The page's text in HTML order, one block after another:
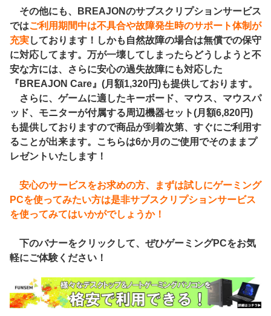
その他にも、BREAJONのサブスクリプションサービス
ではご利用期間中は不具合や故障発生時のサポート体制が
充実しております！しかも自然故障の場合は無償での保守
に対応してます。万が一壊してしまったらどうしようと不
安な方には、さらに安心の過失故障にも対応した
『BREAJON Care』(月額1,320円)も提供しております。
さらに、ゲームに適したキーボード、マウス、マウスパ
ッド、モニターが付属する周辺機器セット(月額6,820円)
も提供しておりますので商品が到着次第、すぐにご利用す
ることが出来ます。こちらは6か月のご使用でそのままプ
レゼントいたします！
安心のサービスをお求めの方、まずは試しにゲーミング
PCを使ってみたい方は是非サブスクリプションサービス
を使ってみてはいかがでしょうか！
下のバナーをクリックして、ぜひゲーミングPCをお気
軽にご体験ください！